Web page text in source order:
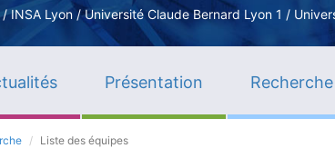
INSA Lyon / Université Claude Bernard Lyon 1 /
Présentation Recherche
Liste des équipes